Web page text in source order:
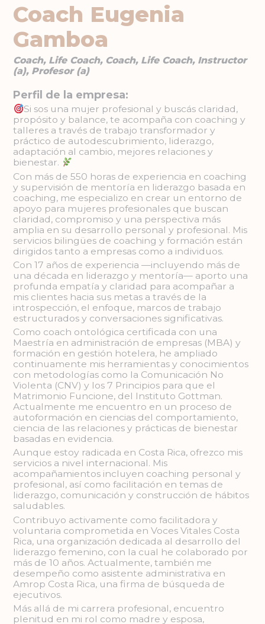
Coach Eugenia
Gamboa
Coach, Life Coach, Coach, Life Coach, Instructor
(a), Profesor (a)
Perfil de la empresa:
Si sos una mujer profesional y buscás claridad,
propósito y balance, te acompaña con coaching y
talleres a través de trabajo transformador y
práctico de autodescubrimiento, liderazgo,
adaptación al cambio, mejores relaciones y
bienestar.
Con más de 550 horas de experiencia en coaching
y supervisión de mentoría en liderazgo basada en
coaching, me especializo en crear un entorno de
apoyo para mujeres profesionales que buscan
claridad, compromiso y una perspectiva más
amplia en su desarrollo personal y profesional. Mis
servicios bilingües de coaching y formación están
dirigidos tanto a empresas como a individuos.
Con 17 años de experiencia —incluyendo más de
una década en liderazgo y mentoría— aporto una
profunda empatía y claridad para acompañar a
mis clientes hacia sus metas a través de la
introspección, el enfoque, marcos de trabajo
estructurados y conversaciones significativas.
Como coach ontológica certificada con una
Maestría en administración de empresas (MBA) y
formación en gestión hotelera, he ampliado
continuamente mis herramientas y conocimientos
con metodologías como la Comunicación No
Violenta (CNV) y los 7 Principios para que el
Matrimonio Funcione, del Instituto Gottman.
Actualmente me encuentro en un proceso de
autoformación en ciencias del comportamiento,
ciencia de las relaciones y prácticas de bienestar
basadas en evidencia.
Aunque estoy radicada en Costa Rica, ofrezco mis
servicios a nivel internacional. Mis
acompañamientos incluyen coaching personal y
profesional, así como facilitación en temas de
liderazgo, comunicación y construcción de hábitos
saludables.
Contribuyo activamente como facilitadora y
voluntaria comprometida en Voces Vitales Costa
Rica, una organización dedicada al desarrollo del
liderazgo femenino, con la cual he colaborado por
más de 10 años. Actualmente, también me
desempeño como asistente administrativa en
Amrop Costa Rica, una firma de búsqueda de
ejecutivos.
Más allá de mi carrera profesional, encuentro
plenitud en mi rol como madre y esposa,